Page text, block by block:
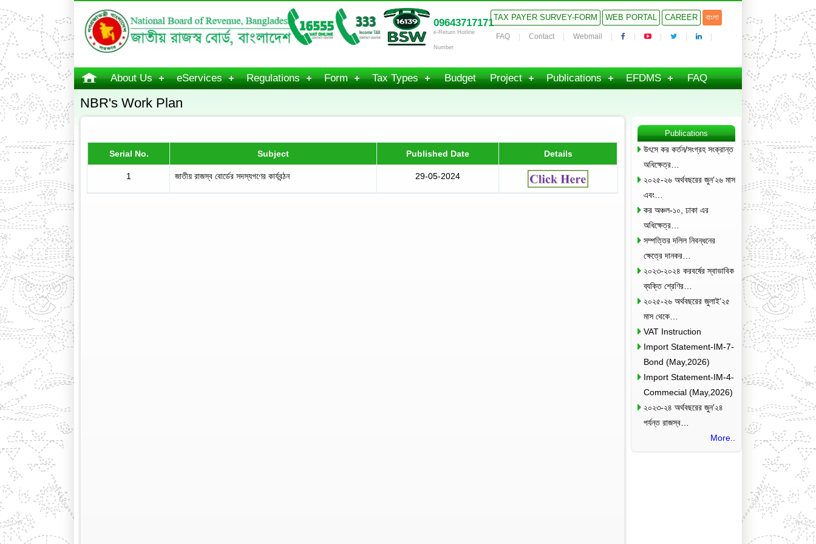
09643717171
e-Return Hotline
Number
TAX PAYER SURVEY-FORM WEB PORTAL CAREER বাংলা
FAQ Contact Webmail
About Us eServices Regulations Form Tax Types Budget Project Publications EFDMS FAQ
NBR's Work Plan
Serial No. Subject Published Date Details
1 জাতীয় রাজস্ব বোর্ডের সদস্যগণের কার্যবন্ঠন 29-05-2024
Publications
উৎসে কর কর্তন/সংগ্রহ সংক্রান্ত
অধিক্ষেত্র…
২০২৫-২৬ অর্থবছরের জুন’২৬ মাস
এবং…
কর অঞ্চল-১০, ঢাকা এর
অধিক্ষেত্র…
সম্পত্তির দলিল নিবন্ধনের
ক্ষেত্রে দানকর…
২০২৩-২০২৪ করবর্ষের স্বাভাবিক
ব্যক্তি শ্রেণির…
২০২৫-২৬ অর্থবছরের জুলাই’২৫
মাস থেকে…
VAT Instruction
Import Statement-IM-7-
Bond (May,2026)
Import Statement-IM-4-
Commecial (May,2026)
২০২৩-২৪ অর্থবছরের জুন’২৪
পর্যন্ত রাজস্ব…
More..